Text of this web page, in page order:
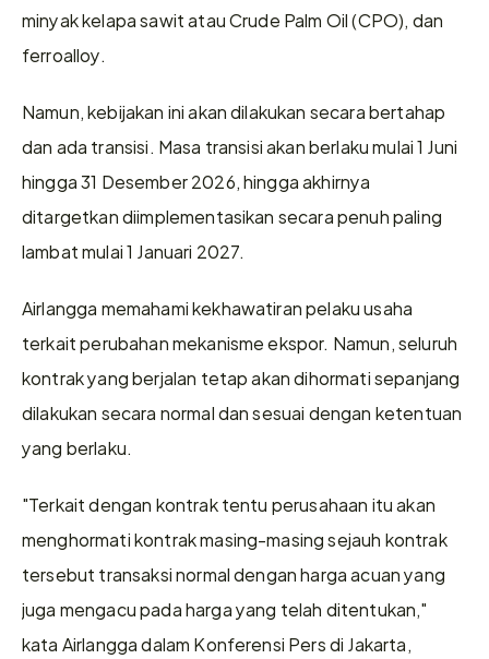
minyak kelapa sawit atau Crude Palm Oil (CPO), dan
ferroalloy.
Namun, kebijakan ini akan dilakukan secara bertahap
dan ada transisi. Masa transisi akan berlaku mulai 1 Juni
hingga 31 Desember 2026, hingga akhirnya
ditargetkan diimplementasikan secara penuh paling
lambat mulai 1 Januari 2027.
Airlangga memahami kekhawatiran pelaku usaha
terkait perubahan mekanisme ekspor. Namun, seluruh
kontrak yang berjalan tetap akan dihormati sepanjang
dilakukan secara normal dan sesuai dengan ketentuan
yang berlaku.
"Terkait dengan kontrak tentu perusahaan itu akan
menghormati kontrak masing-masing sejauh kontrak
tersebut transaksi normal dengan harga acuan yang
juga mengacu pada harga yang telah ditentukan,"
kata Airlangga dalam Konferensi Pers di Jakarta,